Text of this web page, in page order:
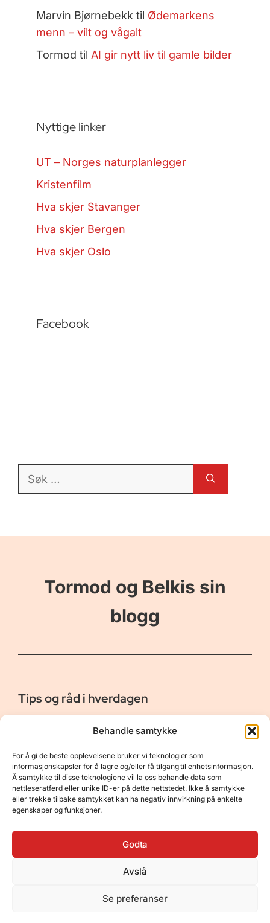
Behandle samtykke
For å gi de beste opplevelsene bruker vi teknologier som
informasjonskapsler for å lagre og/eller få tilgang til enhetsinformasjon.
Å samtykke til disse teknologiene vil la oss behandle data som
nettleseratferd eller unike ID-er på dette nettstedet. Ikke å samtykke
eller trekke tilbake samtykket kan ha negativ innvirkning på enkelte
egenskaper og funksjoner.
Godta
Avslå
Se preferanser
Marvin Bjørnebekk til Ødemarkens
menn – vilt og vågalt
Tormod til AI gir nytt liv til gamle bilder
Nyttige linker
UT – Norges naturplanlegger
Kristenfilm
Hva skjer Stavanger
Hva skjer Bergen
Hva skjer Oslo
Facebook
Søk
Tormod og Belkis sin
blogg
Tips og råd i hverdagen
Er vår bloggside hvor vi ønsker å dele våre opplevelser og
gi deg råd og tips innen reiser, hotell - og restauranter,
naturopplevelser, personlig pleie, data, film og bøker m.m.
Nyttige Linker
Om oss
Kontakt
Resurser
Personvernerklæring
Opphavsrett
GeneratePress•Hosted by